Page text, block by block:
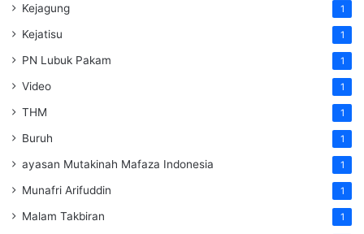
Kejagung 1
Kejatisu 1
PN Lubuk Pakam 1
Video 1
THM 1
Buruh 1
ayasan Mutakinah Mafaza Indonesia 1
Munafri Arifuddin 1
Malam Takbiran 1